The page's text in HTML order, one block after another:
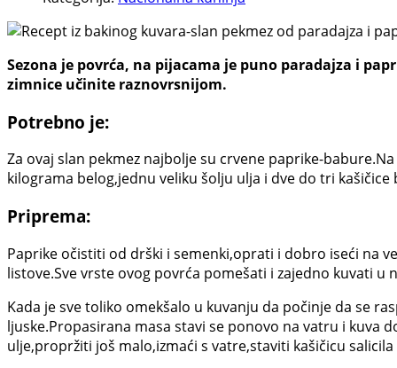
Sezona je povrća, na pijacama je puno paradajza i
zimnice učinite raznovrsnijom.
Potrebno je:
Za ovaj slan pekmez najbolje su crvene paprike-
kilograma belog,jednu veliku šolju ulja i dve do tri kašičice
Priprema:
Paprike očistiti od drški i semenki,oprati i dobro iseći na
listove.Sve vrste ovog povrća pomešati i zajedno kuvati
Kada je sve toliko omekšalo u kuvanju da počinje da se
ljuske.Propasirana masa stavi se ponovo na vatru i kuva
ulje,propržiti još malo,izmaći s vatre,staviti kašičicu